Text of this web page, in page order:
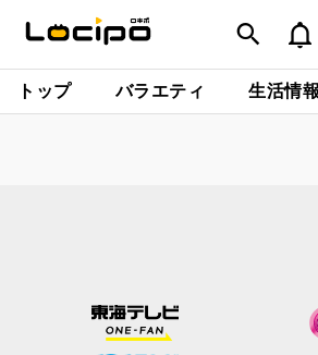
トップ バラエティ 生活情報